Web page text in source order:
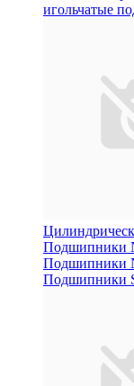
игольчатые
Подшипники
Подшипники
Подшипники